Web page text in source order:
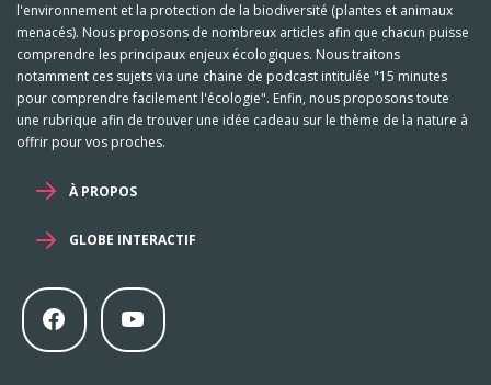
l'environnement et la protection de la biodiversité (plantes et animaux
menacés). Nous proposons de nombreux articles afin que chacun puisse
comprendre les principaux enjeux écologiques. Nous traitons
notamment ces sujets via une chaine de podcast intitulée "15 minutes
pour comprendre facilement l'écologie". Enfin, nous proposons toute
une rubrique afin de trouver une idée cadeau sur le thème de la nature à
offrir pour vos proches.
À PROPOS
GLOBE INTERACTIF